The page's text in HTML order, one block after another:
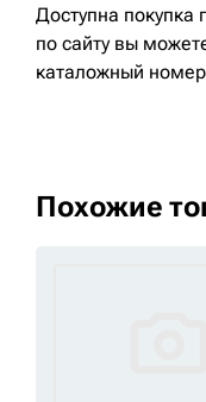
Доступна покупка
по сайту вы
каталожный
Похожие